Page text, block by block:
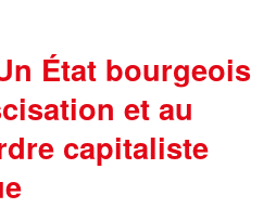
État bourgeois
et au
capitaliste